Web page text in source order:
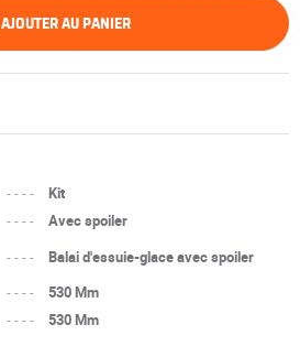
AJOUTER AU PANIER
----
Kit
----
Avec spoiler
----
Balai d'essuie-glace avec spoiler
----
530 Mm
---- 530 Mm